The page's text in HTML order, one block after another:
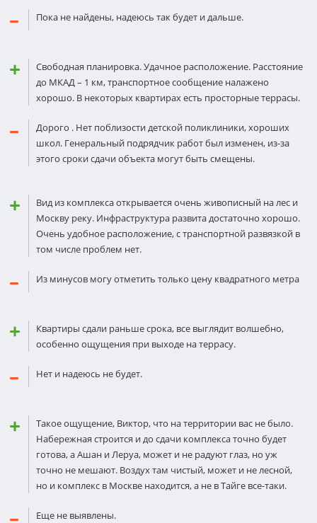
Пока не найдены, надеюсь так будет и дальше.
Свободная планировка. Удачное расположение. Расстояние
до МКАД – 1 км, транспортное сообщение налажено
хорошо. В некоторых квартирах есть просторные террасы.
Дорого . Нет поблизости детской поликлиники, хороших
школ. Генеральный подрядчик работ был изменен, из-за
этого сроки сдачи объекта могут быть смещены.
Вид из комплекса открывается очень живописный на лес и
Москву реку. Инфраструктура развита достаточно хорошо.
Очень удобное расположение, с транспортной развязкой в
том числе проблем нет.
Из минусов могу отметить только цену квадратного метра
Квартиры сдали раньше срока, все выглядит волшебно,
особенно ощущения при выходе на террасу.
Нет и надеюсь не будет.
Такое ощущение, Виктор, что на территории вас не было.
Набережная строится и до сдачи комплекса точно будет
готова, а Ашан и Леруа, может и не радуют глаз, но уж
точно не мешают. Воздух там чистый, может и не лесной,
но и комплекс в Москве находится, а не в Тайге все-таки.
Еще не выявлены.